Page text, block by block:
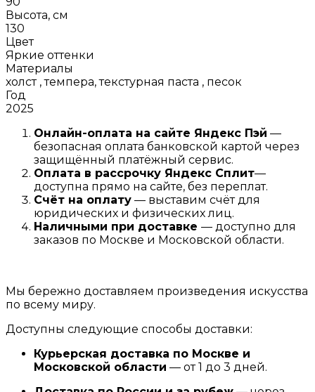
Высота, см
130
Цвет
Яркие оттенки
Материалы
холст , темпера, текстурная паста , песок
Год
2025
Онлайн-оплата на сайте Яндекс Пэй —
безопасная оплата банковской картой через
защищённый платёжный сервис.
Оплата в рассрочку Яндекс Сплит—
доступна прямо на сайте, без переплат.
Счёт на оплату — выставим счёт для
юридических и физических лиц.
Наличными при доставке — доступно для
заказов по Москве и Московской области.
Мы бережно доставляем произведения искусства
по всему миру.
Доступны следующие способы доставки:
Курьерская доставка по Москве и
Московской области — от 1 до 3 дней.